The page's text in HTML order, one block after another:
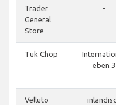
Trader
General
Store
-
Tuk Chop
eben 3
Velluto